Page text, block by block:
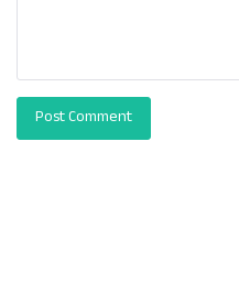
Post Comment